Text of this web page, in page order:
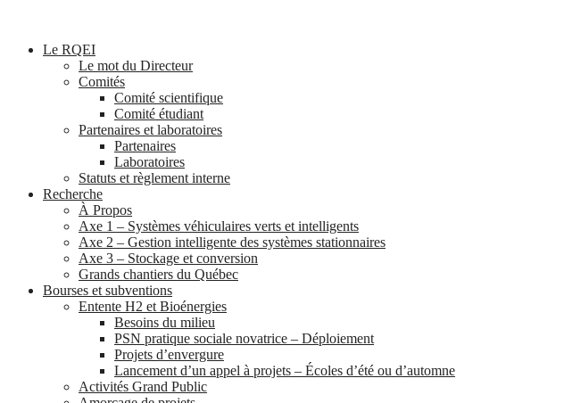
Le RQEI
Le mot du Directeur
Comités
Comité scientifique
Comité étudiant
Partenaires et laboratoires
Partenaires
Laboratoires
Statuts et règlement interne
Recherche
À Propos
Axe 1 – Systèmes véhiculaires verts et intelligents
Axe 2 – Gestion intelligente des systèmes stationnaires
Axe 3 – Stockage et conversion
Grands chantiers du Québec
Bourses et subventions
Entente H2 et Bioénergies
Besoins du milieu
PSN pratique sociale novatrice – Déploiement
Projets d’envergure
Lancement d’un appel à projets – Écoles d’été ou d’automne
Activités Grand Public